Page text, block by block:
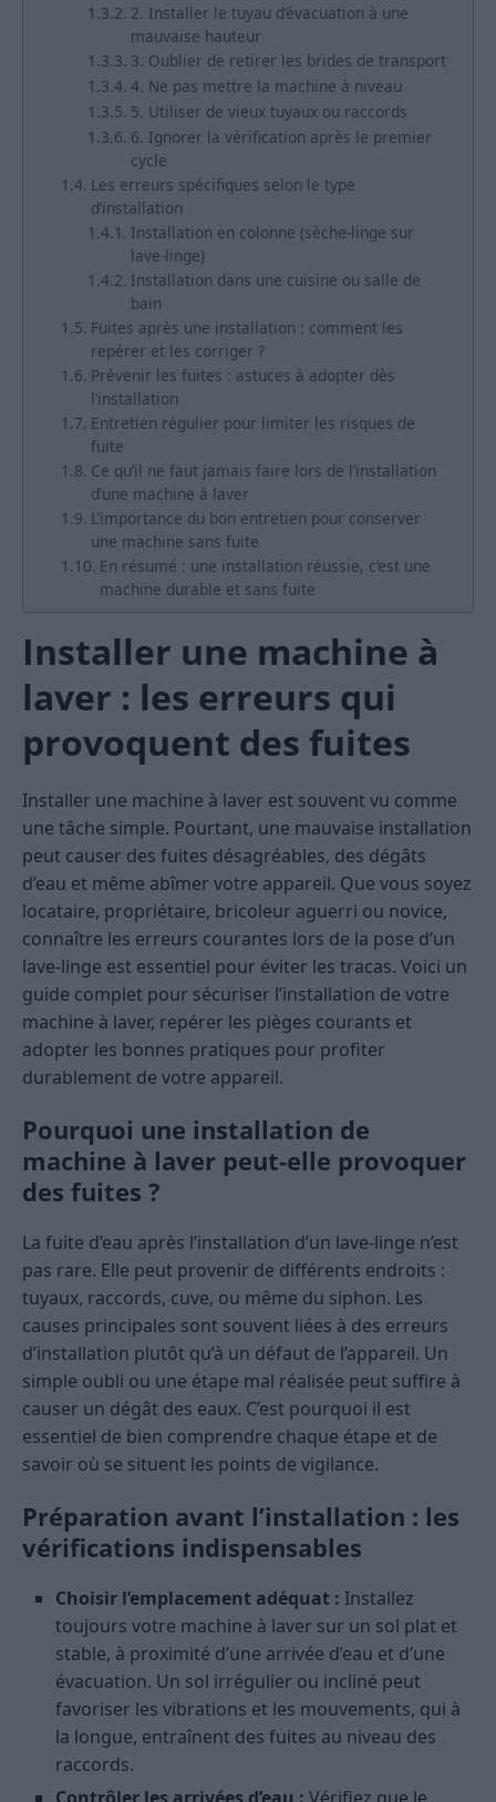
2. Installer le tuyau d’évacuation à une
mauvaise hauteur
3. Oublier de retirer les brides de transport
4. Ne pas mettre la machine à niveau
5. Utiliser de vieux tuyaux ou raccords
6. Ignorer la vérification après le premier
cycle
Les erreurs spécifiques selon le type
d’installation
Installation en colonne (sèche-linge sur
lave-linge)
Installation dans une cuisine ou salle de
bain
Fuites après une installation : comment les
repérer et les corriger ?
Prévenir les fuites : astuces à adopter dès
l’installation
Entretien régulier pour limiter les risques de
fuite
Ce qu’il ne faut jamais faire lors de l’installation
d’une machine à laver
L’importance du bon entretien pour conserver
une machine sans fuite
En résumé : une installation réussie, c’est une
machine durable et sans fuite
Installer une machine à
laver : les erreurs qui
provoquent des fuites
Installer une machine à laver est souvent vu comme
une tâche simple. Pourtant, une mauvaise installation
peut causer des fuites désagréables, des dégâts
d’eau et même abîmer votre appareil. Que vous soyez
locataire, propriétaire, bricoleur aguerri ou novice,
connaître les erreurs courantes lors de la pose d’un
lave-linge est essentiel pour éviter les tracas. Voici un
guide complet pour sécuriser l’installation de votre
machine à laver, repérer les pièges courants et
adopter les bonnes pratiques pour profiter
durablement de votre appareil.
Pourquoi une installation de
machine à laver peut-elle provoquer
des fuites ?
La fuite d’eau après l’installation d’un lave-linge n’est
pas rare. Elle peut provenir de différents endroits :
tuyaux, raccords, cuve, ou même du siphon. Les
causes principales sont souvent liées à des erreurs
d’installation plutôt qu’à un défaut de l’appareil. Un
simple oubli ou une étape mal réalisée peut suffire à
causer un dégât des eaux. C’est pourquoi il est
essentiel de bien comprendre chaque étape et de
savoir où se situent les points de vigilance.
Préparation avant l’installation : les
vérifications indispensables
Choisir l’emplacement adéquat : Installez
toujours votre machine à laver sur un sol plat et
stable, à proximité d’une arrivée d’eau et d’une
évacuation. Un sol irrégulier ou incliné peut
favoriser les vibrations et les mouvements, qui à
la longue, entraînent des fuites au niveau des
raccords.